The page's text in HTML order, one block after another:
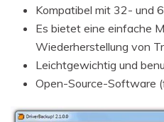
Kompatibel mit 32- und
Es bietet eine einfache
Wiederherstellung von
Leichtgewichtig und
Open-Source-Software